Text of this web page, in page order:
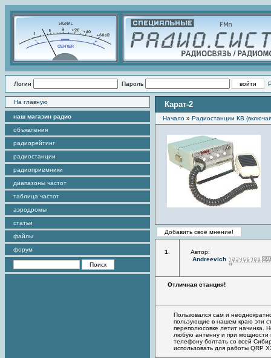
Логин Пароль
На главную
наш магазин радио
объявления
радиорейтинг
радиостанции
радиоприемники
диапазоны частот
таблица частот
аэродромы
статьи
файлы
форум
Карат-2
Начало » Радиостанции КВ
1
Автор:
Andreevich
Отличная станция!
Пользовался сам и
пользующие в нашем краю эти
переполюсовке летит начинка.
любую антенну и при мощности
телефону болтать со всей
использовать для работы QRP